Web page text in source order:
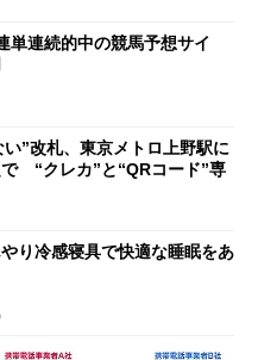
開催単連続的中の競馬予想サイ
”改札、東京メトロ上野駅に
“クレカ”と“QRコード”専
やり冷感寝具で快適な睡眠をあ